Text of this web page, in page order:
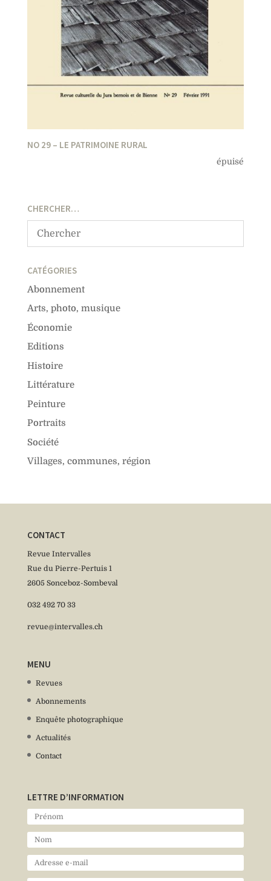
NO 29 – LE PATRIMOINE RURAL
épuisé
CHERCHER…
CATÉGORIES
Abonnement
Arts, photo, musique
Économie
Editions
Histoire
Littérature
Peinture
Portraits
Société
Villages, communes, région
CONTACT
Revue Intervalles
Rue du Pierre-Pertuis 1
2605 Sonceboz-Sombeval
032 492 70 33
revue@intervalles.ch
MENU
Revues
Abonnements
Enquête photographique
Actualités
Contact
LETTRE D’INFORMATION